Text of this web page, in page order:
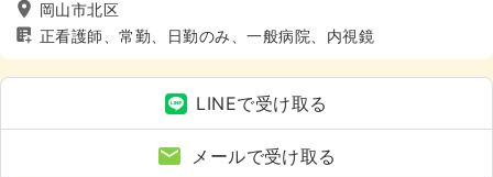
岡山市北区
正看護師、常勤、日勤のみ、一般病院、内視鏡
LINEで受け取る
メールで受け取る